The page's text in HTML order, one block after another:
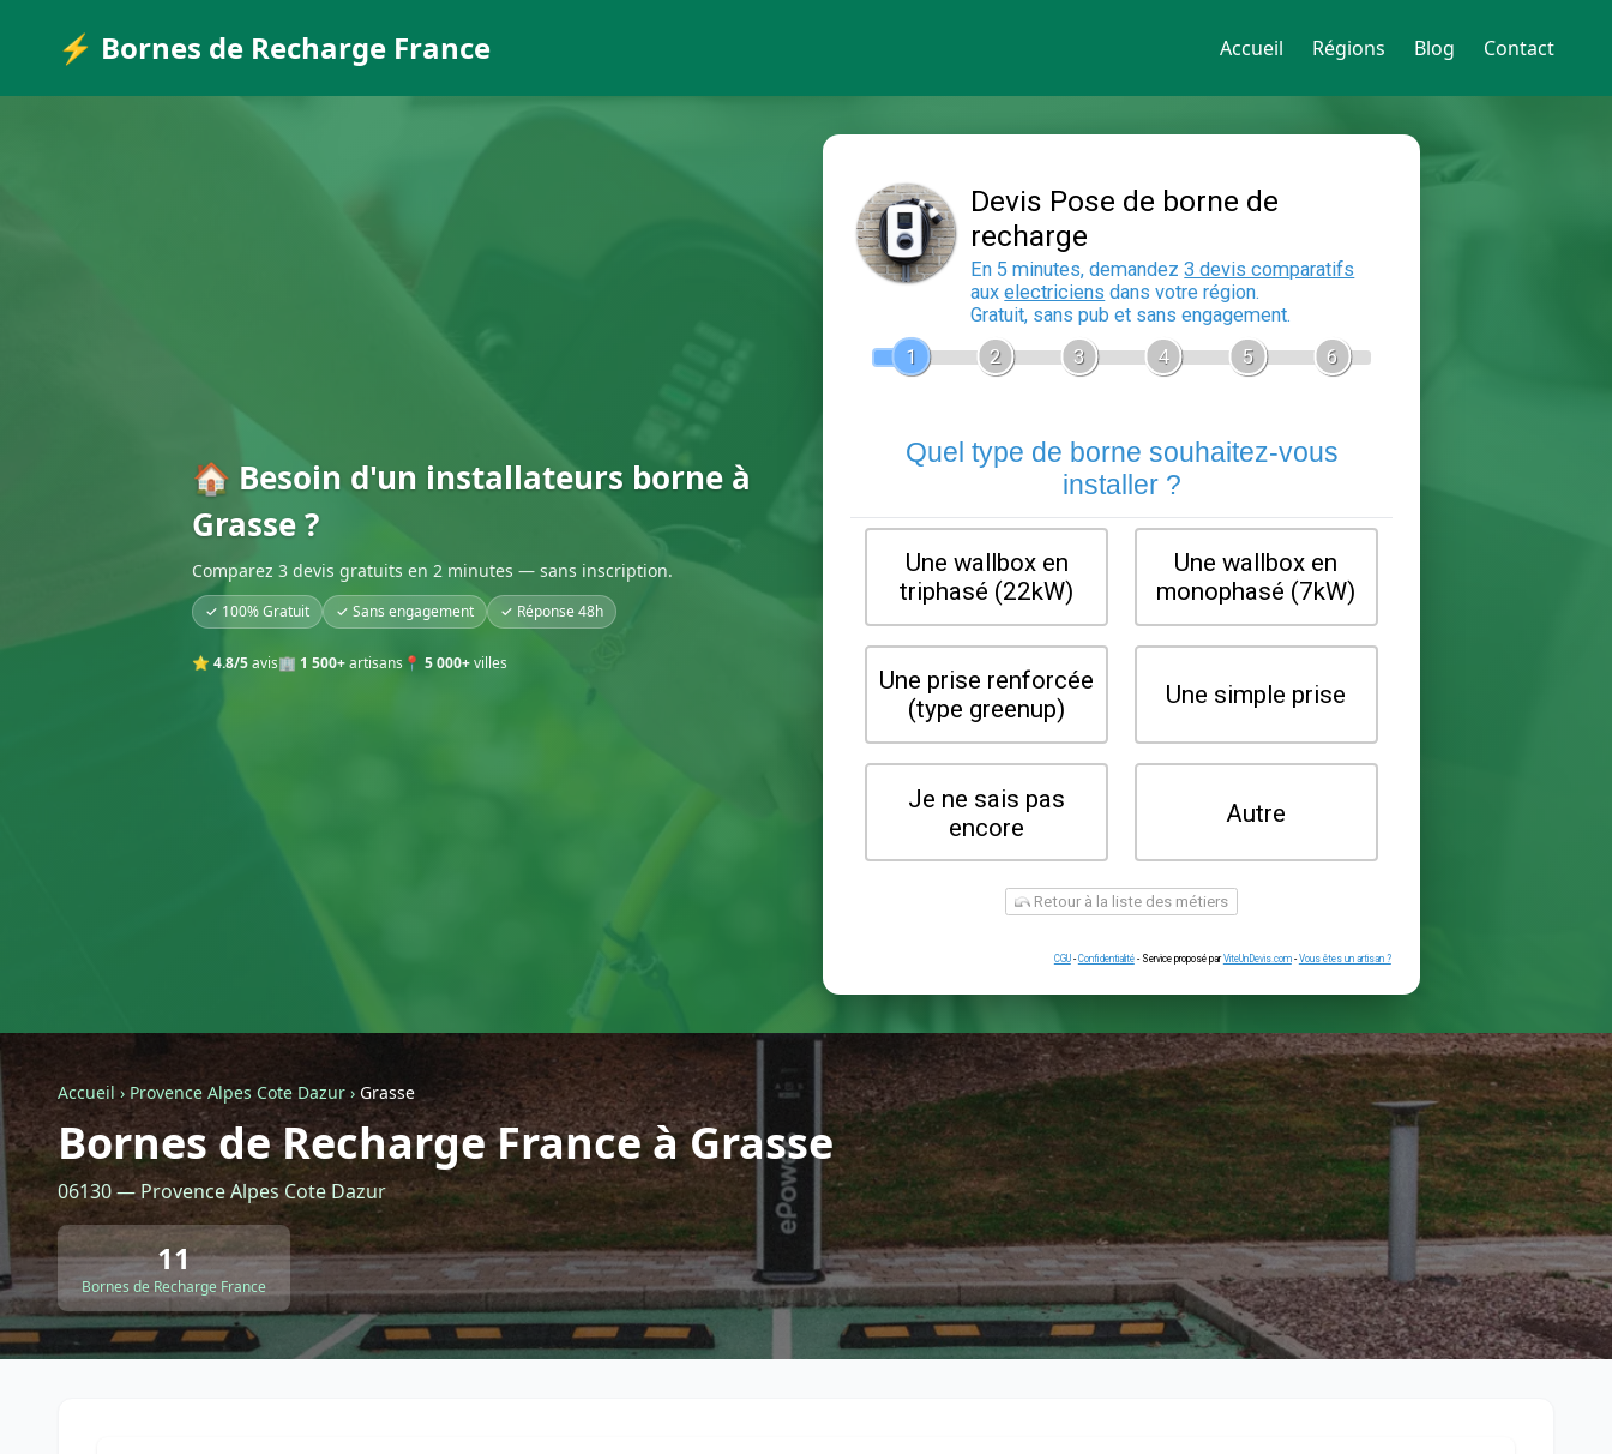
⚡ Bornes de Recharge France Accueil Régions Blog Contact
🏠 Besoin d'un installateurs borne à
Grasse ?
Comparez 3 devis gratuits en 2 minutes — sans inscription.
✓ 100% Gratuit ✓ Sans engagement ✓ Réponse 48h
⭐ 4.8/5avis🏢 1 500+artisans 📍 5 000+villes
recharge
En 5 minutes, demandez
auxelectriciensdans votre région.
Gratuit, sans pub et sans engagement.
Quel type de borne souhaitez-
installer ?
Une wallbox en
Une prise renforcée
(type greenup)
Je ne sais pas
Retour à la liste des métiers
Confidentialité - Service proposé par ViteUnDevis.com-
Accueil › Provence Alpes Cote Dazur › Grasse
Bornes de Recharge France à Grasse
06130 — Provence Alpes Cote Dazur
11
Bornes de Recharge France